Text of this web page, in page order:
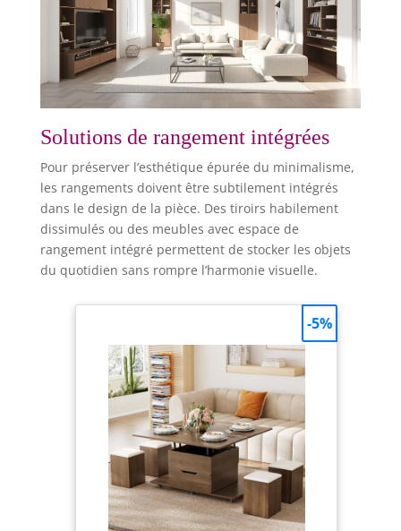
Solutions de rangement intégrées
Pour préserver l’esthétique épurée du minimalisme,
les rangements doivent être subtilement intégrés
dans le design de la pièce. Des tiroirs habilement
dissimulés ou des meubles avec espace de
rangement intégré permettent de stocker les objets
du quotidien sans rompre l’harmonie visuelle.
-5%